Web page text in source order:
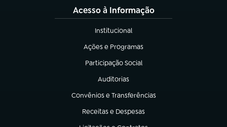
Acesso à Informação
Institucional
(abre em nova aba)
Ações e Programas
(abre em nova aba)
Participação Social
(abre em nova aba)
Auditorias
(abre em nova aba)
Convênios e Transferências
(abre em nova aba)
Receitas e Despesas
(abre em nova aba)